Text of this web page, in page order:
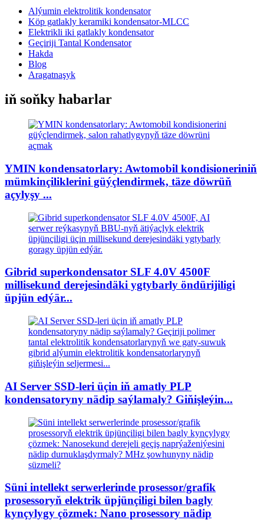
Alýumin elektrolitik kondensator
Köp gatlakly keramiki kondensator-MLCC
Elektrikli iki gatlakly kondensator
Geçiriji Tantal Kondensator
Hakda
Blog
Aragatnaşyk
iň soňky habarlar
YMIN kondensatorlary: Awtomobil kondisioneriniň
mümkinçiliklerini güýçlendirmek, täze döwrüň
açylyşy ...
Gibrid superkondensator SLF 4.0V 4500F
millisekund derejesindäki ygtybarly öndürijiligi
üpjün edýär...
AI Server SSD-leri üçin iň amatly PLP
kondensatoryny nädip saýlamaly? Giňişleýin...
Süni intellekt serwerlerinde prosessor/grafik
prosessoryň elektrik üpjünçiligi bilen bagly
kynçylygy çözmek: Nano prosessory nädip